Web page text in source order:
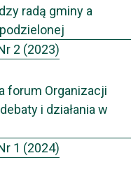
radą gminy a
2 (2023)
forum Organizacji
i działania w
1 (2024)